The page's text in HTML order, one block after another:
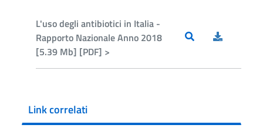
L'uso degli antibiotici in Italia -
Rapporto Nazionale Anno 2018
[5.39 Mb] [PDF] >
Link correlati